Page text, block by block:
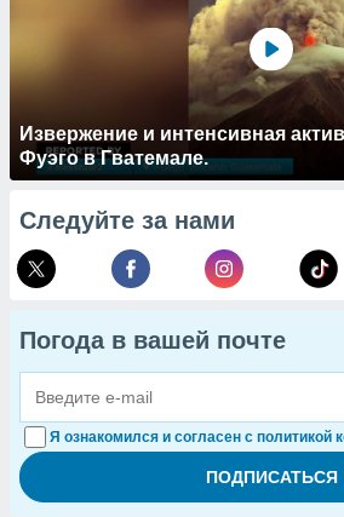
Извержение и интенсивная
Фуэго в Гватемале.
Следуйте за нами
Погода в вашей почте
Я ознакомился и согласен с политикой